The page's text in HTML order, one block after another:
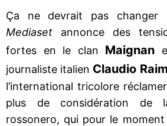
Ça ne devrait pas changer
Mediaset annonce des
fortes en le clan Maignan
journaliste italien Claudio
l’international tricolore
plus de considération
rossonero, qui pour le